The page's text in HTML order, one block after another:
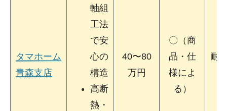
タマホーム
青森支店
軸組
工法
で安
心の
構造
高断
熱・
40〜80
万円
〇（商
品・仕
様によ
る）
耐